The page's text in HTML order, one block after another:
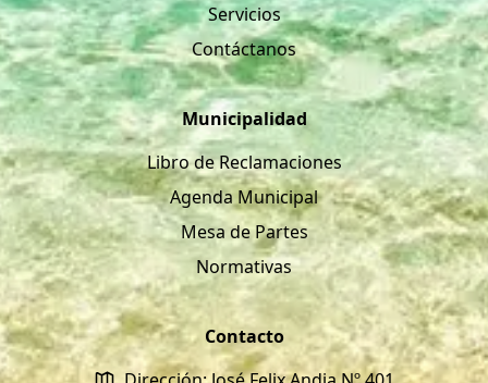
Servicios
Contáctanos
Municipalidad
Libro de Reclamaciones
Agenda Municipal
Mesa de Partes
Normativas
Contacto